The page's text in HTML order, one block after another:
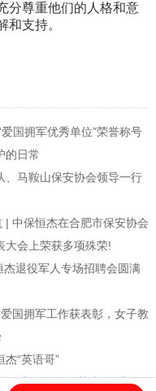
分尊重他们的人格和意
和支持。
国拥军优秀单位”荣誉称号
的日常
、马鞍山保安协会领导一行
| 中保恒杰在合肥市保安协会
大会上荣获多项殊荣!
杰退役军人专场招聘会圆满
国拥军工作获表彰，女子教
“英语哥”
保安服务集团荣膺“优秀警保